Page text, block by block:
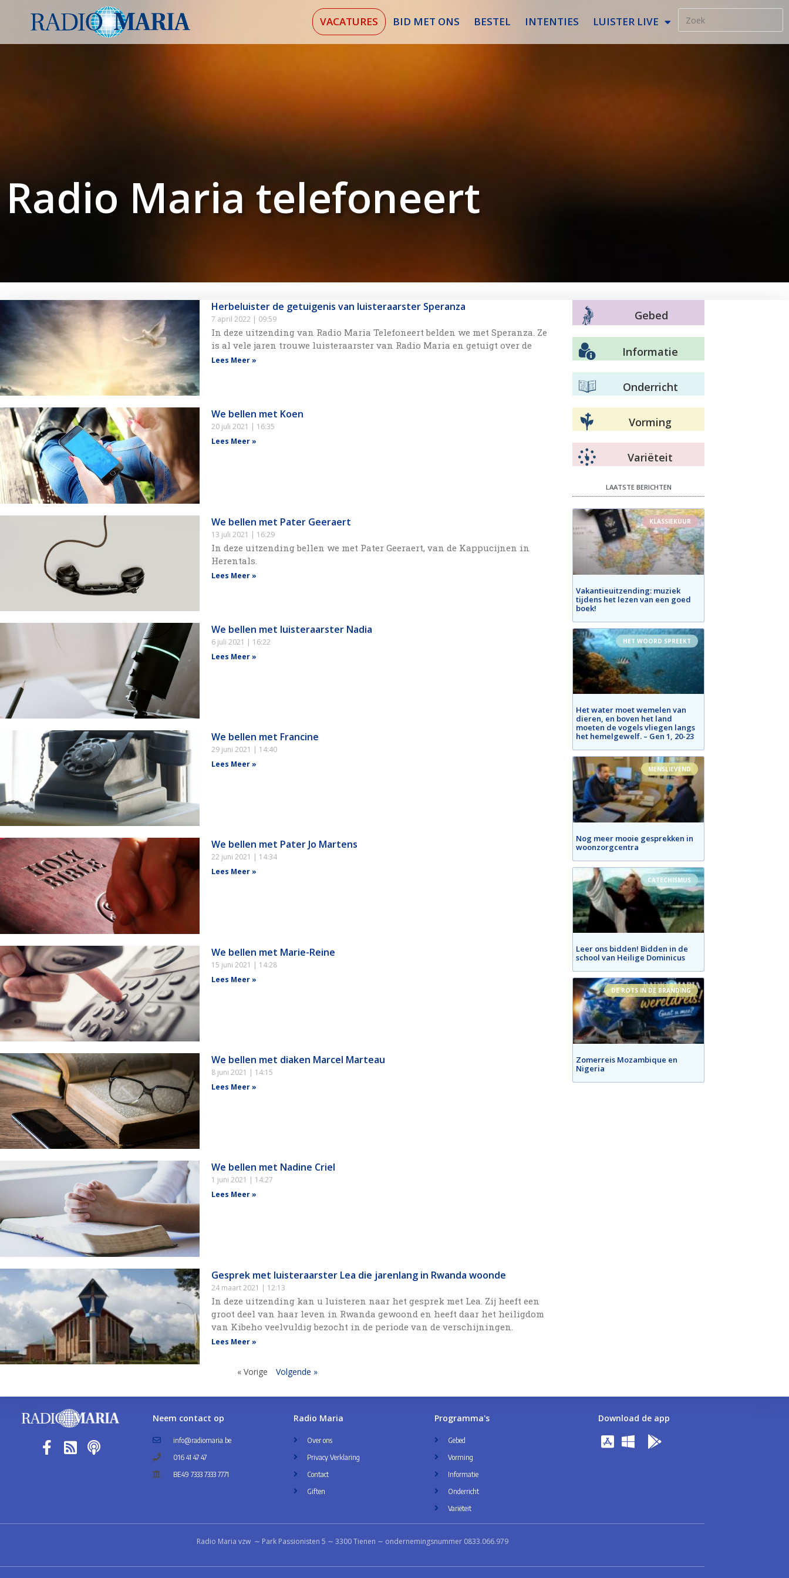
VACATURES BID MET ONS BESTEL INTENTIES LUISTER LIVE
Radio Maria telefoneert
Herbeluister de getuigenis van luisteraarster Speranza
7 april 2022 09:59
In deze uitzending van Radio Maria Telefoneert belden we met Speranza. Ze
is al vele jaren trouwe luisteraarster van Radio Maria en getuigt over de
Lees Meer »
We bellen met Koen
20 juli 2021
16:35
Lees Meer »
We bellen met Pater Geeraert
13 juli 2021 16:29
In deze uitzending bellen we met Pater Geeraert, van de Kappucijnen in
Herentals.
Lees Meer »
We bellen met luisteraarster Nadia
6 juli 2021
16:22
Lees Meer »
We bellen met Francine
29 juni 2021
14:40
Lees Meer »
We bellen met Pater Jo Martens
22 juni 2021
14:34
Lees Meer »
We bellen met Marie-Reine
15 juni 2021
14:28
Lees Meer »
We bellen met diaken Marcel Marteau
8 juni 2021
14:15
Lees Meer »
We bellen met Nadine Criel
1 juni 2021
14:27
Lees Meer »
Gesprek met luisteraarster Lea die jarenlang in Rwanda woonde
24 maart 2021 12:13
In deze uitzending kan u luisteren naar het gesprek met Lea. Zij heeft een
groot deel van haar leven in Rwanda gewoond en heeft daar het heiligdom
van Kibeho veelvuldig bezocht in de periode van de verschijningen.
Lees Meer »
« Vorige Volgende »
Gebed
Informatie
Onderricht
Vorming
Variëteit
LAATSTE BERICHTEN
KLASSIEKUUR
Vakantieuitzending: muziek
tijdens het lezen van een goed
boek!
HET WOORD SPREEKT
Het water moet wemelen van
dieren, en boven het land
moeten de vogels vliegen langs
het hemelgewelf. – Gen 1, 20-23
MENSLIEVEND
Nog meer mooie gesprekken in
woonzorgcentra
CATECHISMUS
Leer ons bidden! Bidden in de
school van Heilige Dominicus
DE ROTS IN DE BRANDING
Zomerreis Mozambique en
Nigeria
Neem contact op
info@radiomaria.be
016 41 47 47
BE49 7333 7333 7771
Radio Maria
Over ons
Privacy Verklaring
Contact
Giften
Programma's
Gebed
Vorming
Informatie
Onderricht
Variëteit
Download de app
Radio Maria vzw ∼ Park Passionisten 5 ∼ 3300 Tienen ∼ ondernemingsnummer 0833.066.979